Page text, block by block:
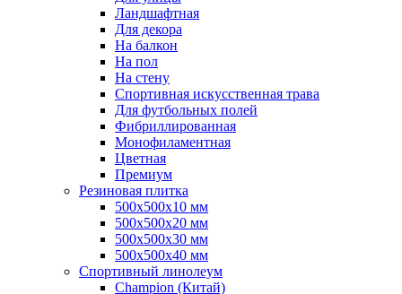
Ландшафтная
Для декора
На балкон
На пол
На стену
Спортивная искусственная трава
Для футбольных полей
Фибриллированная
Монофиламентная
Цветная
Премиум
Резиновая плитка
500х500х10 мм
500х500х20 мм
500х500х30 мм
500х500х40 мм
Спортивный линолеум
Champion (Китай)